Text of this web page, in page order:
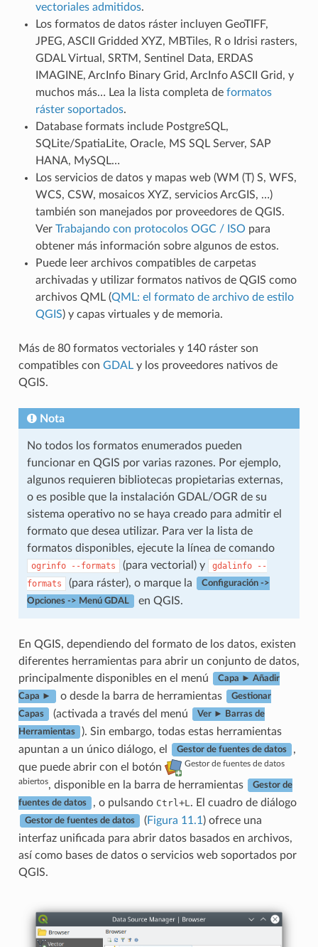
vectoriales admitidos.
Los formatos de datos ráster incluyen GeoTIFF,
JPEG, ASCII Gridded XYZ, MBTiles, R o Idrisi rasters,
GDAL Virtual, SRTM, Sentinel Data, ERDAS
IMAGINE, ArcInfo Binary Grid, ArcInfo ASCII Grid, y
muchos más… Lea la lista completa de formatos
ráster soportados.
Database formats include PostgreSQL,
SQLite/SpatiaLite, Oracle, MS SQL Server, SAP
HANA, MySQL…
Los servicios de datos y mapas web (WM (T) S, WFS,
WCS, CSW, mosaicos XYZ, servicios ArcGIS, …)
también son manejados por proveedores de QGIS.
Ver Trabajando con protocolos OGC / ISO para
obtener más información sobre algunos de estos.
Puede leer archivos compatibles de carpetas
archivadas y utilizar formatos nativos de QGIS como
archivos QML (QML: el formato de archivo de estilo
QGIS) y capas virtuales y de memoria.
Más de 80 formatos vectoriales y 140 ráster son
compatibles con GDALy los proveedores nativos de
QGIS.
Nota
No todos los formatos enumerados pueden
funcionar en QGIS por varias razones. Por ejemplo,
algunos requieren bibliotecas propietarias externas,
o es posible que la instalación GDAL/OGR de su
sistema operativo no se haya creado para admitir el
formato que desea utilizar. Para ver la lista de
formatos disponibles, ejecute la línea de comando
ogrinfo --formats (para vectorial) y gdalinfo
--
formats
(para ráster), o marque la Configuración ->
Opciones -> Menú GDAL en QGIS.
En QGIS, dependiendo del formato de los datos, existen
diferentes herramientas para abrir un conjunto de datos,
principalmente disponibles en el menú
Capa ► Añadir
Capa ► o desde la barra de herramientas Gestionar
Capas (activada a través del menú Ver ► Barras de
Herramientas
). Sin embargo, todas estas herramientas
apuntan a un único diálogo, el
Gestor de fuentes de datos
,
que puede abrir con el botón
Gestor de fuentes de datos
abiertos, disponible en la barra de herramientas Gestor de
fuentes de datos , o pulsando Ctrl +L . El cuadro de diálogo
Gestor de fuentes de datos (Figura 11.1 ) ofrece una
interfaz unificada para abrir datos basados en archivos,
así como bases de datos o servicios web soportados por
QGIS.